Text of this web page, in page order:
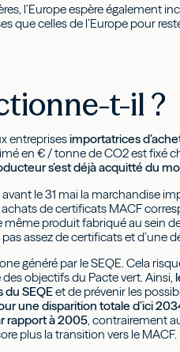
l’Europe espère également
que celles de l’Europe pour
t-il ?
entreprisesimportatrices
en € / tonne de CO2 est fixé
s’est déjà acquitté du
le 31 mai la marchandise
de certificats MACF
produit fabriqué au sein de
assez de certificats et d’une
généré par le SEQE. Cela
des objectifs du Pacte vert. Ainsi,
du SEQEet de prévenir les
une disparition totale d’ici
rapport à 2005, contrairement
plus la transition vers le MACF.